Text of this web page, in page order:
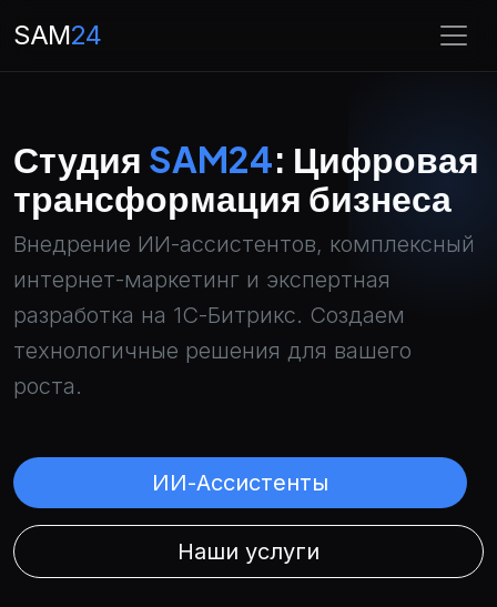
SAM24
Студия SAM24: Цифровая
трансформация бизнеса
Внедрение ИИ-ассистентов, комплексный
интернет-маркетинг и экспертная
разработка на 1С-Битрикс. Создаем
технологичные решения для вашего
роста.
ИИ-Ассистенты
Наши услуги
Подробнее